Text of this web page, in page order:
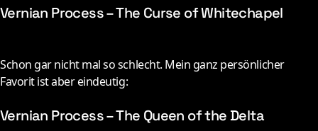
Vernian Process – The Curse of Whitechapel
Schon gar nicht mal so schlecht. Mein ganz persönlicher
Favorit ist aber eindeutig:
Vernian Process – The Queen of the Delta